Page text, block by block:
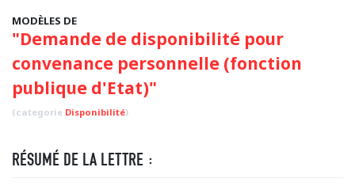
MODÈLES DE
"Demande de disponibilité pour
convenance personnelle (fonction
publique d'Etat)"
(categorie Disponibilité)
RÉSUMÉ DE LA LETTRE :